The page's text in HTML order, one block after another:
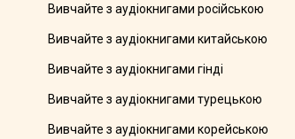
Вивчайте з аудіокнигами російською
Вивчайте з аудіокнигами китайською
Вивчайте з аудіокнигами гінді
Вивчайте з аудіокнигами турецькою
Вивчайте з аудіокнигами корейською